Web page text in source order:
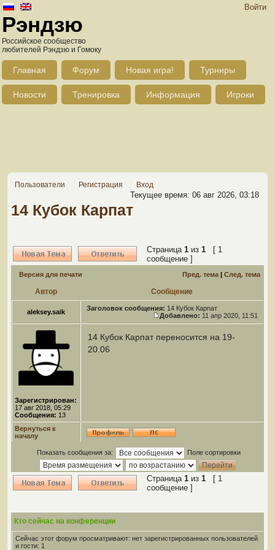
Войти
Рэндзю
Российское сообщество
любителей Рэндзю и Гомоку
Главная Форум Новая игра! Турниры
Новости Тренировка Информация Игроки
Пользователи Регистрация Вход
Текущее время: 06 авг 2026, 03:18
14 Кубок Карпат
Страница 1 из 1 [ 1
сообщение ]
Версия для печати Пред. тема | След. тема
Автор Сообщение
aleksey.saik Заголовок сообщения: 14 Кубок Карпат
Добавлено: 11 апр 2020, 11:51
Зарегистрирован:
17 авг 2018, 05:29
Сообщения: 13
14 Кубок Карпат переносится на 19-
20.06
Вернуться к
началу
Показать сообщения за: Поле сортировки
Страница 1 из 1 [ 1
сообщение ]
Кто сейчас на конференции
Сейчас этот форум просматривают: нет зарегистрированных пользователей
и гости: 1